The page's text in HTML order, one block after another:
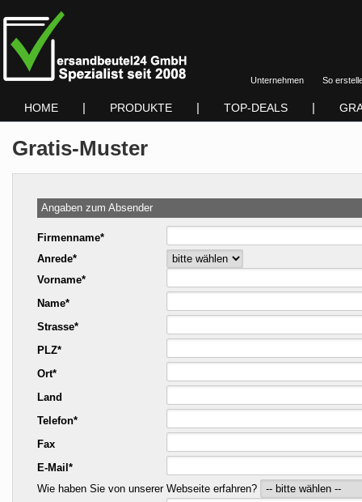
Unternehmen So
HOME | PRODUKTE | TOP-DEALS |
Gratis-Muster
Angaben zum Absender
Firmenname*
Anrede*
Vorname*
Name*
Strasse*
PLZ*
Ort*
Land
Telefon*
Fax
E-Mail*
Wie haben Sie von unserer Webseite erfahren?